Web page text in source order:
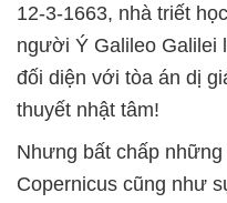
12-3-1663, nhà triết
người Ý Galileo Galilei
đối diện với tòa án dị
thuyết nhật tâm!
Nhưng bất chấp
Copernicus cũng như